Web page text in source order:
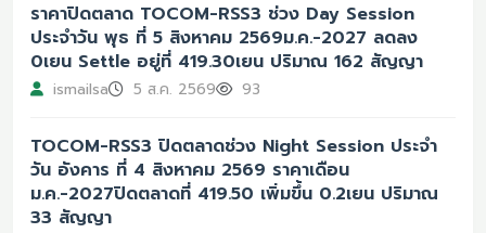
ราคาปิดตลาด TOCOM-RSS3 ช่วง Day Session
ประจำวัน พุธ ที่ 5 สิงหาคม 2569ม.ค.-2027 ลดลง
0เยน Settle อยู่ที่ 419.30เยน ปริมาณ 162 สัญญา
ismailsa 5 ส.ค. 2569 93
TOCOM-RSS3 ปิดตลาดช่วง Night Session ประจำ
วัน อังคาร ที่ 4 สิงหาคม 2569 ราคาเดือน
ม.ค.-2027ปิดตลาดที่ 419.50 เพิ่มขึ้น 0.2เยน ปริมาณ
33 สัญญา